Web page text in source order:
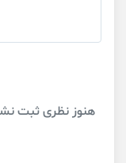
هنوز نظری ثبت